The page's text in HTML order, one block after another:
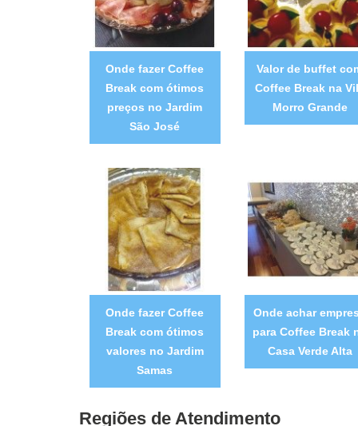
Onde fazer Coffee
Break com ótimos
preços no Jardim
São José
Valor de buffet
Coffee Break na
Morro Grande
Onde fazer Coffee
Break com ótimos
valores no Jardim
Samas
Onde achar
para Coffee Break
Casa Verde Alta
Regiões de Atendimento